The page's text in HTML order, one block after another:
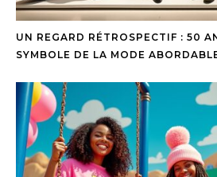
UN REGARD RÉTROSPECTIF : 50
SYMBOLE DE LA MODE